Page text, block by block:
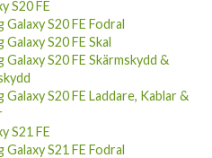
S20 FE
Galaxy S20 FE Fodral
Galaxy S20 FE Skal
Galaxy S20 FE Skärmskydd &
Galaxy S20 FE Laddare, Kablar &
S21 FE
Galaxy S21 FE Fodral